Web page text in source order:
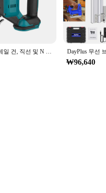
무선 전기 네일 건, 직선 및 N 모양 못, 순수 구리 모터, 목공 범용 네일 머신, 마키타 배터리용
₩96,640